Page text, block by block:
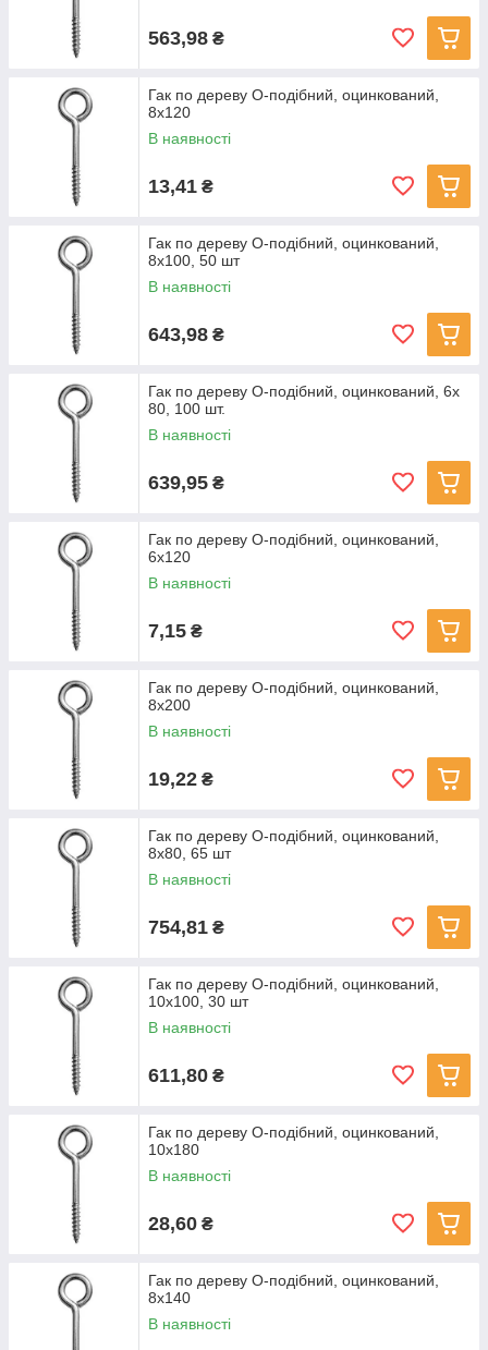
563,98 ₴
Гак по дереву О-подібний, оцинкований,
8x120
В наявності
13,41 ₴
Гак по дереву О-подібний, оцинкований,
8x100, 50 шт
В наявності
643,98 ₴
Гак по дереву О-подібний, оцинкований, 6x
80, 100 шт.
В наявності
639,95 ₴
Гак по дереву О-подібний, оцинкований,
6x120
В наявності
7,15 ₴
Гак по дереву О-подібний, оцинкований,
8x200
В наявності
19,22 ₴
Гак по дереву О-подібний, оцинкований,
8x80, 65 шт
В наявності
754,81 ₴
Гак по дереву О-подібний, оцинкований,
10x100, 30 шт
В наявності
611,80 ₴
Гак по дереву О-подібний, оцинкований,
10x180
В наявності
28,60 ₴
Гак по дереву О-подібний, оцинкований,
8x140
В наявності